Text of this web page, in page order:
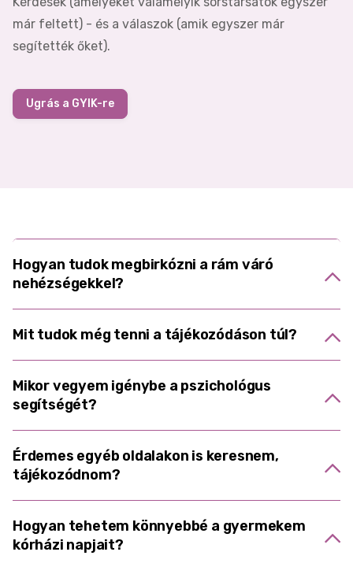
már feltett) - és a válaszok (amik egyszer már
segítették őket).
Ugrás a GYIK-re
Hogyan tudok megbirkózni a rám váró
nehézségekkel?
Mit tudok még tenni a tájékozódáson túl?
Mikor vegyem igénybe a pszichológus
segítségét?
Érdemes egyéb oldalakon is keresnem,
tájékozódnom?
Hogyan tehetem könnyebbé a gyermekem
kórházi napjait?